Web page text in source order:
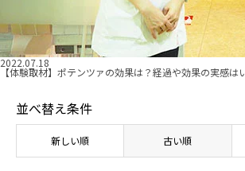
2022.07.18
【体験取材】ポテンツァの効果は？経過や効果の実感は
並べ替え条件
新しい順 古い順